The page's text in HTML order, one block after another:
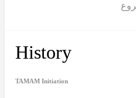
History
TAMAM Initiation